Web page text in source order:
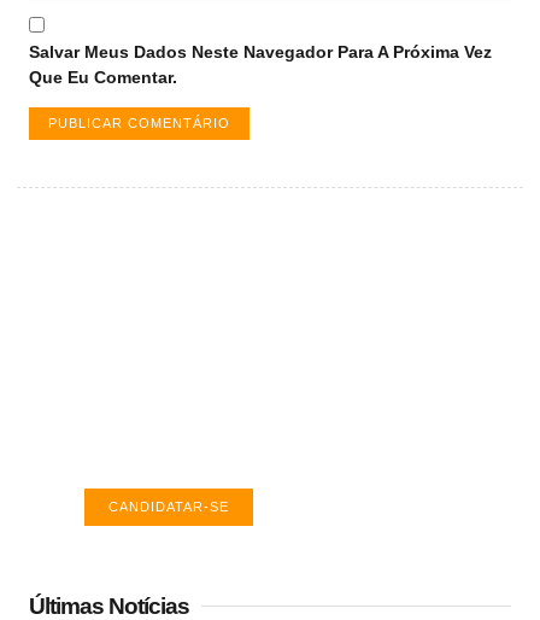
Salvar Meus Dados Neste Navegador Para A Próxima Vez
Que Eu Comentar.
CANDIDATAR-SE
Últimas Notícias